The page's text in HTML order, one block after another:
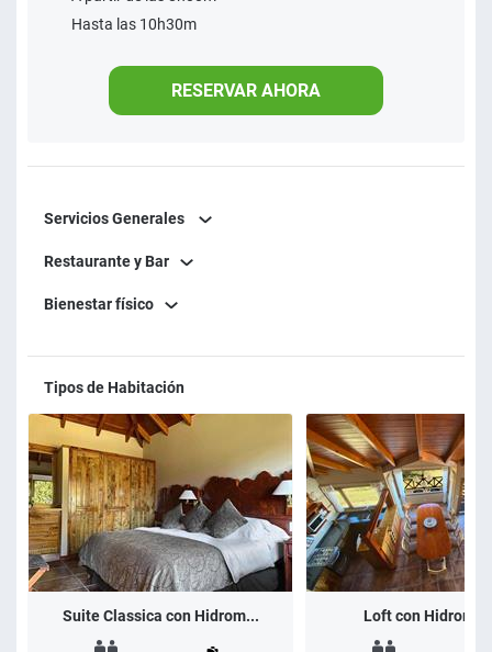
Hasta las 10h30m
RESERVAR AHORA
Servicios Generales
Restaurante y Bar
Bienestar físico
Tipos de Habitación
Suite Classica con Hidrom... Loft con